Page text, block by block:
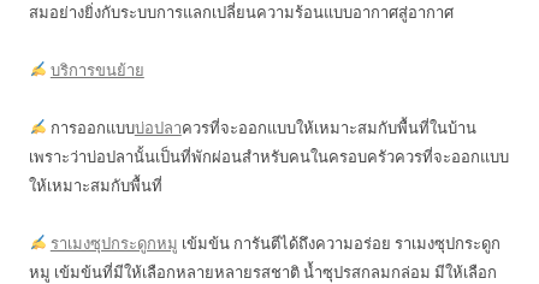
สมอย่างยิ่งกับระบบการแลกเปลี่ยนความร้อนแบบอากาศสู่อากาศ
บริการขนย้าย
การออกแบบบ่อปลาควรที่จะออกแบบให้เหมาะสมกับพื้นที่ในบ้าน
เพราะว่าบ่อปลานั้นเป็นที่พักผ่อนสำหรับคนในครอบครัวควรที่จะออกแบบ
ให้เหมาะสมกับพื้นที่
ราเมงซุปกระดูกหมู เข้มข้น การันตีได้ถึงความอร่อย ราเมงซุปกระดูก
หมู เข้มข้นที่มีให้เลือกหลายหลายรสชาติ น้ำซุปรสกลมกล่อม มีให้เลือก